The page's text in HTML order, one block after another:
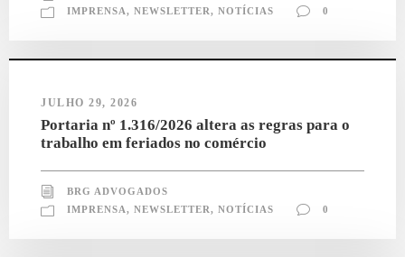
IMPRENSA, NEWSLETTER, NOTÍCIAS 0
JULHO 29, 2026
Portaria nº 1.316/2026 altera as regras para o
trabalho em feriados no comércio
BRG ADVOGADOS
IMPRENSA
NEWSLETTER NOTÍCIAS 0